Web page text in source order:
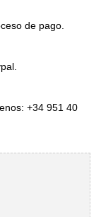
de pago.
+34 951 40